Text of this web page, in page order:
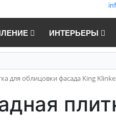
ИНТЕРЬЕРЫ
для облицовки фасада King